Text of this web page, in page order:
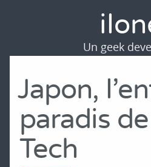
Japon,
paradis
Tech
Un geek